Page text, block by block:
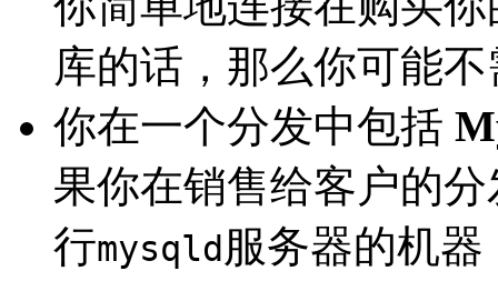
库的话，那么你可能
你在一个分发中包括
果你在销售给客户的
行mysqld 服务器的机